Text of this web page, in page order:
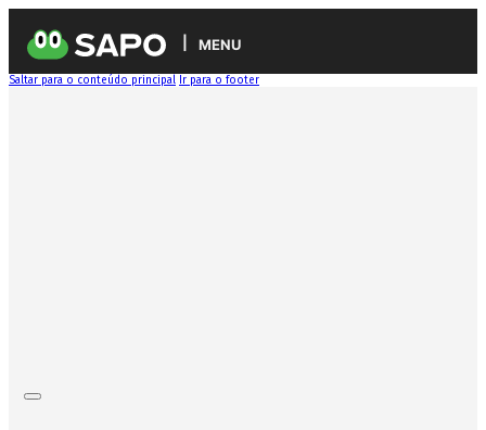
MENU
Saltar para o conteúdo principal Ir para o footer